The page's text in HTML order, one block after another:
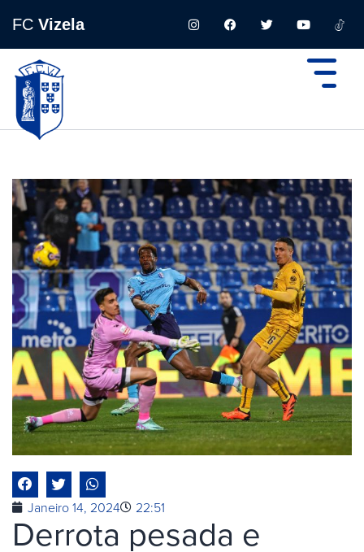
FC Vizela
Janeiro 14, 2024 22:51
Derrota pesada e